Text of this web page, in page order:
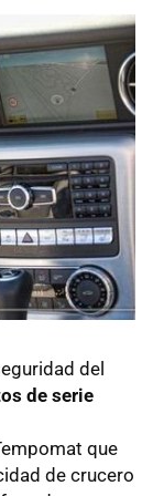
del
de serie
que
de crucero